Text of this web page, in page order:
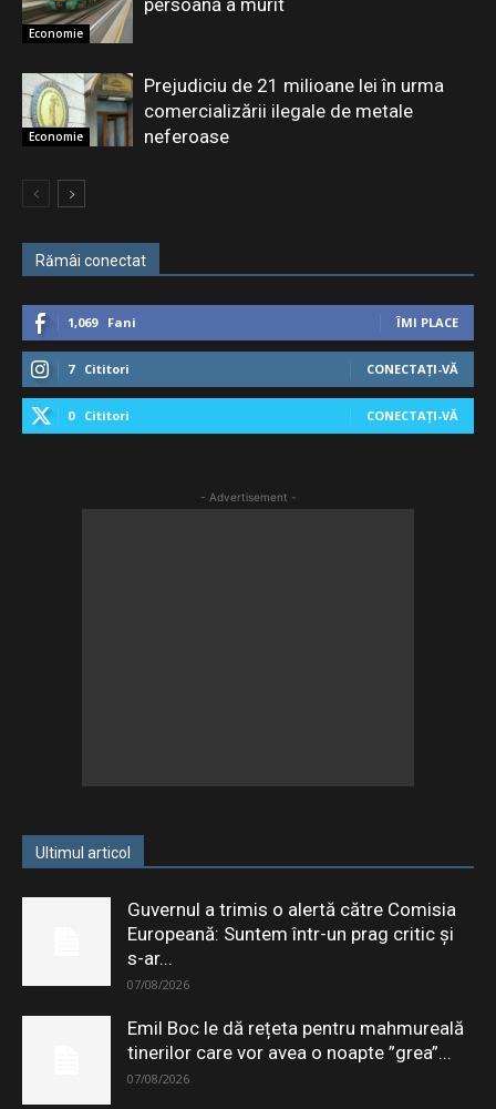
Economie
Economie
Prejudiciu de 21 milioane lei în urma
comercializării ilegale de metale
neferoase
Rămâi conectat
1,069 Fani ÎMI PLACE
7 Cititori CONECTAȚI-VĂ
0 Cititori CONECTAȚI-VĂ
- Advertisement -
Ultimul articol
Guvernul a trimis o alertă către Comisia
Europeană: Suntem într-un prag critic și
s-ar...
07/08/2026
Emil Boc le dă rețeta pentru mahmureală
tinerilor care vor avea o noapte ”grea”...
07/08/2026